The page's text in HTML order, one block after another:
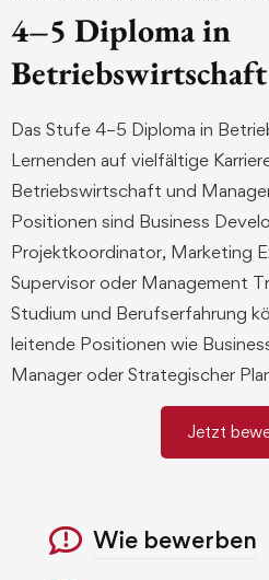
4–5 Diploma in
Betriebswirtschaft
Das Stufe 4–5 Diploma in
Lernenden auf vielfältige
Betriebswirtschaft und
Positionen sind Business
Projektkoordinator, Marketing
Supervisor oder Management
Studium und Berufserfahrung
leitende Positionen wie
Manager oder Strategischer
Jetzt
Wie bewerben